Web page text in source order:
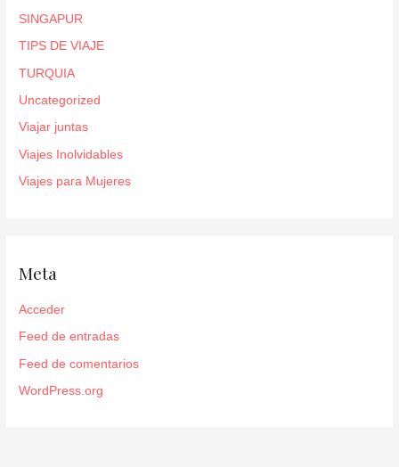
SINGAPUR
TIPS DE VIAJE
TURQUIA
Uncategorized
Viajar juntas
Viajes Inolvidables
Viajes para Mujeres
Meta
Acceder
Feed de entradas
Feed de comentarios
WordPress.org